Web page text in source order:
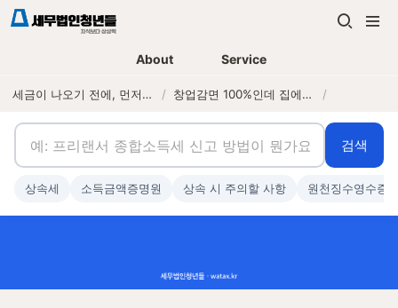
About Service
세금이 나오기 전에, 먼저 연락하는 세무법인 / 창업감면 100%인데 집에서 일하면 감면이 날아간다 — 비상주사무실 소명 위험 /
검색
상속세 소득금액증명원 상속 시 주의할 사항 원천징수영수증